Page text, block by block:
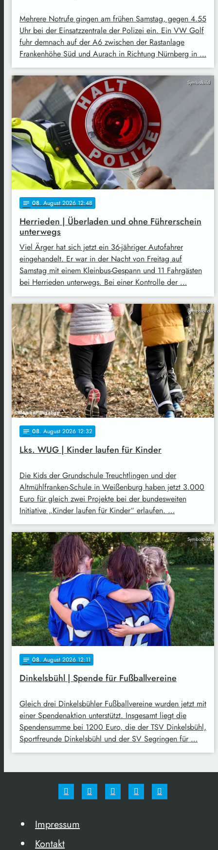
Mehrere Notrufe gingen am frühen Samstag, gegen 4.55
Uhr bei der Einsatzzentrale der Polizei ein. Ein VW Golf
fuhr demnach auf der A6 zwischen der Rastanlage
Frankenhöhe Süd und Aurach in Richtung Nürnberg in …
Symbolbild
notes 08. August 2026 12:48
Herrieden | Überladen und ohne Führerschein
unterwegs
Viel Ärger hat sich jetzt ein 36-jähriger Autofahrer
eingehandelt. Er war in der Nacht von Freitag auf
Samstag mit einem Kleinbus-Gespann und 11 Fahrgästen
bei Herrieden unterwegs. Bei einer Kontrolle der …
Symbolbild
notes 08. August 2026 12:32
Lks. WUG | Kinder laufen für Kinder
Die Kids der Grundschule Treuchtlingen und der
Altmühlfranken-Schule in Weißenburg haben jetzt 3.000
Euro für gleich zwei Projekte bei der bundesweiten
Initiative „Kinder laufen für Kinder“ erlaufen. …
Symbolbild
notes 08. August 2026 12:11
Dinkelsbühl | Spende für Fußballvereine
Gleich drei Dinkelsbühler Fußballvereine wurden jetzt mit
einer Spendenaktion unterstützt. Insgesamt liegt die
Spendensumme bei 1200 Euro, die der TSV Dinkelsbühl,
Sportfreunde Dinkelsbühl und der SV Segringen für …
Impressum
Kontakt